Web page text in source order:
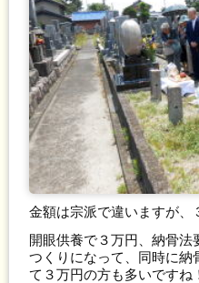
金額は宗派で違いますが、
開眼供養で３万円、納骨法
つくりになって、同時に納
て３万円の方も多いですね